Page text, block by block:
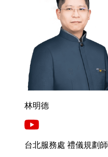
林明德
台北服務處 禮儀規劃師